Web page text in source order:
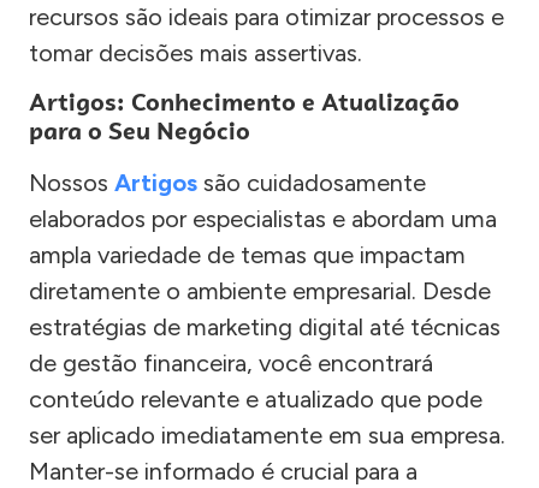
recursos são ideais para otimizar processos e
tomar decisões mais assertivas.
Artigos: Conhecimento e Atualização
para o Seu Negócio
Nossos Artigos são cuidadosamente
elaborados por especialistas e abordam uma
ampla variedade de temas que impactam
diretamente o ambiente empresarial. Desde
estratégias de marketing digital até técnicas
de gestão financeira, você encontrará
conteúdo relevante e atualizado que pode
ser aplicado imediatamente em sua empresa.
Manter-se informado é crucial para a